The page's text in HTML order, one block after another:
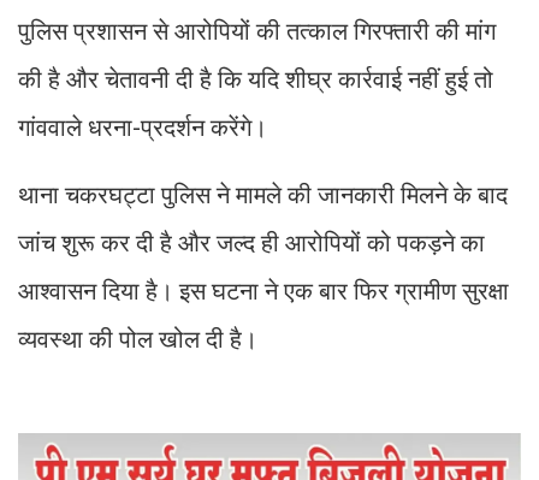
पुलिस प्रशासन से आरोपियों की तत्काल गिरफ्तारी की मांग
की है और चेतावनी दी है कि यदि शीघ्र कार्रवाई नहीं हुई तो
गांववाले धरना-प्रदर्शन करेंगे।
थाना चकरघट्टा पुलिस ने मामले की जानकारी मिलने के बाद
जांच शुरू कर दी है और जल्द ही आरोपियों को पकड़ने का
आश्वासन दिया है। इस घटना ने एक बार फिर ग्रामीण सुरक्षा
व्यवस्था की पोल खोल दी है।